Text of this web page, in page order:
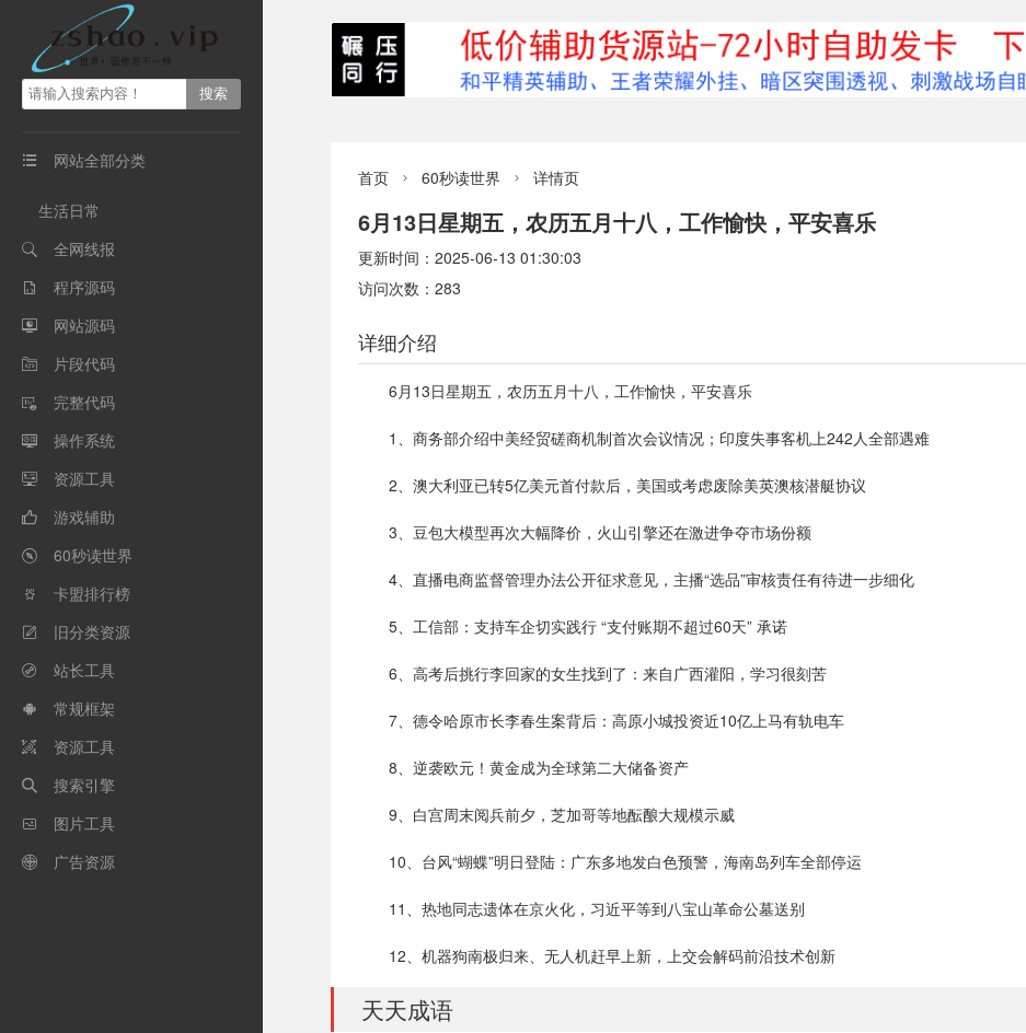
 网站全部分类
生活日常
 全网线报
 程序源码
 网站源码
 片段代码
 完整代码
 操作系统
 资源工具
 游戏辅助
 60秒读世界
 卡盟排行榜
 旧分类资源
 站长工具
 常规框架
 资源工具
 搜索引擎
 图片工具
 广告资源
首页  60秒读世界  详情页
6月13日星期五，农历五月十八，工作愉快，平安喜乐
更新时间：2025-06-13 01:30:03
访问次数：283
详细介绍
6月13日星期五，农历五月十八，工作愉快，平安喜乐
1、商务部介绍中美经贸磋商机制首次会议情况；印度失事客机上242人全部遇难
2、澳大利亚已转5亿美元首付款后，美国或考虑废除美英澳核潜艇协议
3、豆包大模型再次大幅降价，火山引擎还在激进争夺市场份额
4、直播电商监督管理办法公开征求意见，主播“选品”审核责任有待进一步细化
5、工信部：支持车企切实践行 “支付账期不超过60天” 承诺
6、高考后挑行李回家的女生找到了：来自广西灌阳，学习很刻苦
7、德令哈原市长李春生案背后：高原小城投资近10亿上马有轨电车
8、逆袭欧元！黄金成为全球第二大储备资产
9、白宫周末阅兵前夕，芝加哥等地酝酿大规模示威
10、台风“蝴蝶”明日登陆：广东多地发白色预警，海南岛列车全部停运
11、热地同志遗体在京火化，习近平等到八宝山革命公墓送别
12、机器狗南极归来、无人机赶早上新，上交会解码前沿技术创新
天天成语